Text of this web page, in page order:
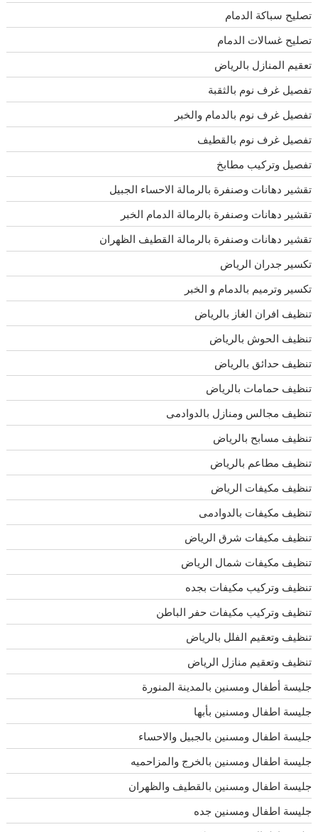
تصليح سباكة الدمام
تصليح غسالات الدمام
تعقيم المنازل بالرياض
تفصيل غرف نوم بالثقبة
تفصيل غرف نوم بالدمام والخبر
تفصيل غرف نوم بالقطيف
تفصيل وتركيب مطابخ
تقشير دهانات وصنفرة بالرمالة الاحساء الجبيل
تقشير دهانات وصنفرة بالرمالة الدمام الخبر
تقشير دهانات وصنفرة بالرمالة القطيف الظهران
تكسير جدران الرياض
تكسير وترميم بالدمام و الخبر
تنظيف افران الغاز بالرياض
تنظيف الحوش بالرياض
تنظيف حدائق بالرياض
تنظيف حمامات بالرياض
تنظيف مجالس ومنازل بالدوادمى
تنظيف مسابح بالرياض
تنظيف مطاعم بالرياض
تنظيف مكيفات الرياض
تنظيف مكيفات بالدوادمى
تنظيف مكيفات شرق الرياض
تنظيف مكيفات شمال الرياض
تنظيف وتركيب مكيفات بجده
تنظيف وتركيب مكيفات حفر الباطن
تنظيف وتعقيم الفلل بالرياض
تنظيف وتعقيم منازل الرياض
جليسة أطفال ومسنين بالمدينة المنورة
جليسة اطفال ومسنين بأبها
جليسة اطفال ومسنين بالجبيل والاحساء
جليسة اطفال ومسنين بالخرج والمزاحميه
جليسة اطفال ومسنين بالقطيف والظهران
جليسة اطفال ومسنين جده